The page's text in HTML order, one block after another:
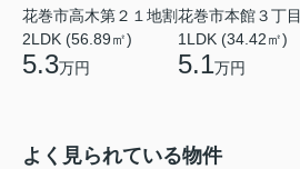
花巻市高木第２１地割
2LDK (56.89㎡)
5.3万円
花巻市本館３丁目
1LDK (34.42㎡)
5.1万円
よく見られている物件